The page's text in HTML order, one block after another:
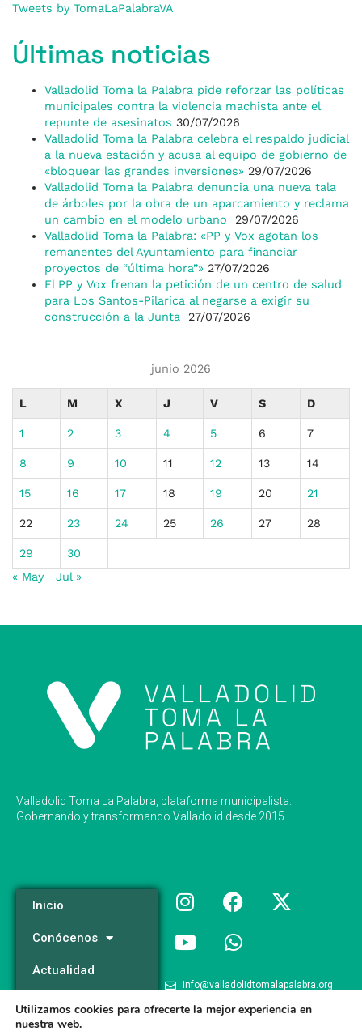
Tweets by TomaLaPalabraVA
Últimas noticias
Valladolid Toma la Palabra pide reforzar las políticas
municipales contra la violencia machista ante el
repunte de asesinatos 30/07/2026
Valladolid Toma la Palabra celebra el respaldo judicial
a la nueva estación y acusa al equipo de gobierno de
«bloquear las grandes inversiones» 29/07/2026
Valladolid Toma la Palabra denuncia una nueva tala
de árboles por la obra de un aparcamiento y reclama
un cambio en el modelo urbano
29/07/2026
Valladolid Toma la Palabra: «PP y Vox agotan los
remanentes del Ayuntamiento para financiar
proyectos de “última hora”» 27/07/2026
El PP y Vox frenan la petición de un centro de salud
para Los Santos-Pilarica al negarse a exigir su
construcción a la Junta
27/07/2026
junio 2026
L M X J V S D
1 2 3 4 5 6 7
8 9 10 11 12 13 14
15 16 17 18 19 20 21
22 23 24 25 26 27 28
29
30
« May
Jul »
Valladolid Toma La Palabra, plataforma municipalista.
Gobernando y transformando Valladolid desde 2015.
Inicio
Conócenos
Actualidad
Programa
info@valladolidtomalapalabra.org
+34 983 426 124
Utilizamos cookies para ofrecerte la mejor experiencia en
nuestra web.